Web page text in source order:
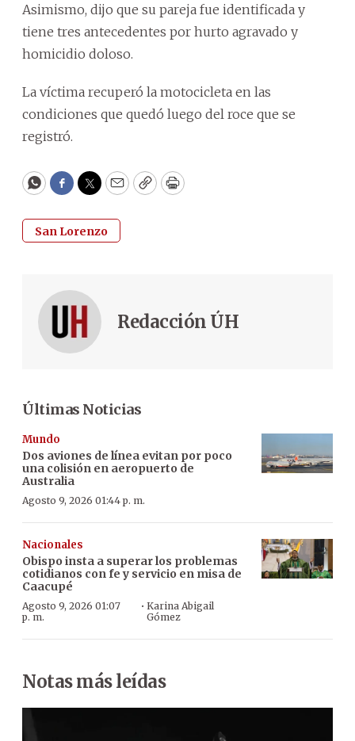
Asimismo, dijo que su pareja fue identificada y
tiene tres antecedentes por hurto agravado y
homicidio doloso.
La víctima recuperó la motocicleta en las
condiciones que quedó luego del roce que se
registró.
WhatsApp
Facebook
Twitter
EmailCopyPrint
San Lorenzo
Redacción ÚH
Últimas Noticias
Mundo
Dos aviones de línea evitan por poco
una colisión en aeropuerto de
Australia
Agosto 9, 2026 01:44 p. m.
Nacionales
Obispo insta a superar los problemas
cotidianos con fe y servicio en misa de
Caacupé
Agosto 9, 2026 01:07
p. m.
·Karina Abigail
Gómez
Notas más leídas